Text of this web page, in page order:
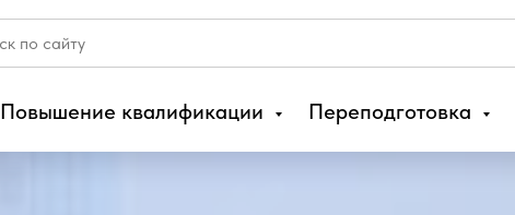
Повышение квалификации Переподготовка